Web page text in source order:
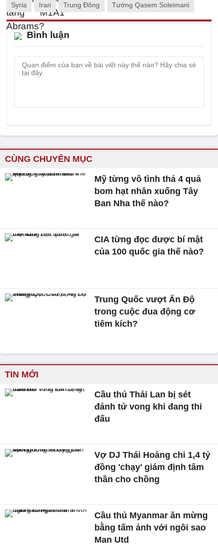
Syria Iran Trung Đông Tướng Qasem Soleimani
Bình luận
CÙNG CHUYÊN MỤC
Mỹ từng vô tình thả 4 quả
bom hạt nhân xuống Tây
Ban Nha thế nào?
CIA từng đọc được bí mật
của 100 quốc gia thế nào?
Trung Quốc vượt Ấn Độ
trong cuộc đua động cơ
tiêm kích?
TIN MỚI
Cầu thủ Thái Lan bị sét
đánh tử vong khi đang thi
đấu
Vợ DJ Thái Hoàng chi 1,4 tỷ
đồng 'chạy' giám định tâm
thần cho chồng
Cầu thủ Myanmar ăn mừng
bằng tấm ảnh với ngôi sao
Man Utd